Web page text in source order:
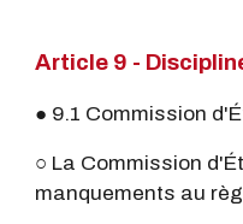
Article 9 -
● 9.1 Commission
○ La Commission
manquements au